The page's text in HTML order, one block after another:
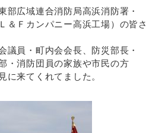
部広域連合消防局高浜消防署・
＆Ｆカンパニー高浜工場）の皆さ
議員・町内会会長、防災部長・
・消防団員の家族や市民の方
に来てくれてました。